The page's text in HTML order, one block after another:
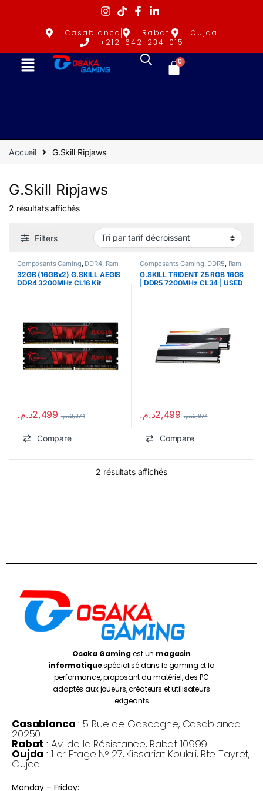
Casablanca Rabat
Oujda
+212 642 234 015
0
Accueil G.Skill Ripjaws
G.Skill Ripjaws
2 résultats affichés
Filters
Composants Gaming, DDR4, Ram
32GB (16GBx2) G.SKILL AEGIS
DDR4 3200MHz CL16 Kit
2,499د.م. 2,874د.م.
Compare
Composants Gaming, DDR5, Ram
G.SKILL TRIDENT Z5 RGB 16GB
| DDR5 7200MHz CL34 | USED
2,499د.م. 2,874د.م.
Compare
2 résultats affichés
Osaka Gamingest un magasin
informatiquespécialisé dans le gaming et la
performance, proposant du matériel, des PC
adaptés aux joueurs, créateurs et utilisateurs
exigeants
Casablanca : 5 Rue de Gascogne, Casablanca
20250
Rabat : Av. de la Résistance, Rabat 10999
Oujda : 1 er Etage N° 27, Kissariat Koulali, Rte Tayret,
Oujda
Monday – Friday: